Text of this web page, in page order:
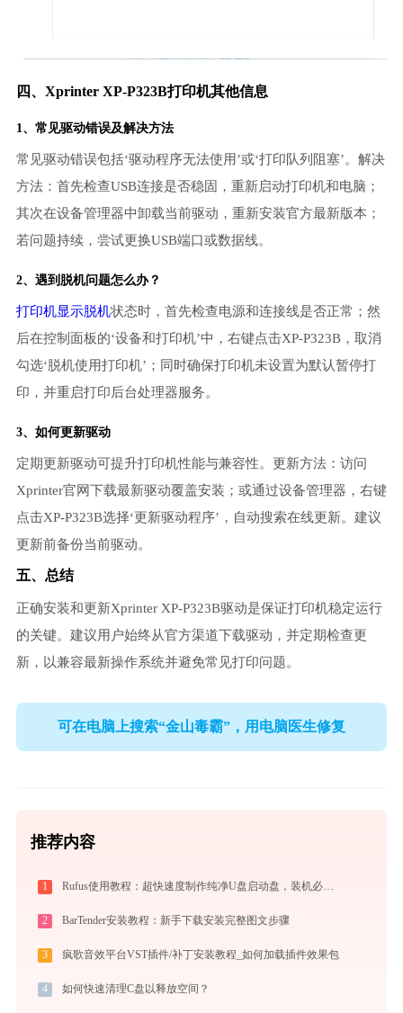
四、Xprinter XP-P323B打印机其他信息
1、常见驱动错误及解决方法
常见驱动错误包括‘驱动程序无法使用’或‘打印队列阻塞’。解决
方法：首先检查USB连接是否稳固，重新启动打印机和电脑；
其次在设备管理器中卸载当前驱动，重新安装官方最新版本；
若问题持续，尝试更换USB端口或数据线。
2、遇到脱机问题怎么办？
打印机显示脱机状态时，首先检查电源和连接线是否正常；然
后在控制面板的‘设备和打印机’中，右键点击XP-P323B，取消
勾选‘脱机使用打印机’；同时确保打印机未设置为默认暂停打
印，并重启打印后台处理器服务。
3、如何更新驱动
定期更新驱动可提升打印机性能与兼容性。更新方法：访问
Xprinter官网下载最新驱动覆盖安装；或通过设备管理器，右键
点击XP-P323B选择‘更新驱动程序’，自动搜索在线更新。建议
更新前备份当前驱动。
五、总结
正确安装和更新Xprinter XP-P323B驱动是保证打印机稳定运行
的关键。建议用户始终从官方渠道下载驱动，并定期检查更
新，以兼容最新操作系统并避免常见打印问题。
可在电脑上搜索“金山毒霸”，用电脑医生修复
推荐内容
1 Rufus使用教程：超快速度制作纯净U盘启动盘，装机必备免费工具
2 BarTender安装教程：新手下载安装完整图文步骤
3 疯歌音效平台VST插件/补丁安装教程_如何加载插件效果包
4 如何快速清理C盘以释放空间？